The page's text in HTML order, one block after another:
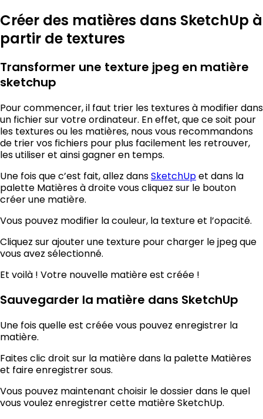
Créer des matières dans SketchUp à
partir de textures
Transformer une texture jpeg en matière
sketchup
Pour commencer, il faut trier les textures à modifier dans
un fichier sur votre ordinateur. En effet, que ce soit pour
les textures ou les matières, nous vous recommandons
de trier vos fichiers pour plus facilement les retrouver,
les utiliser et ainsi gagner en temps.
Une fois que c’est fait, allez dans SketchUp et dans la
palette Matières à droite vous cliquez sur le bouton
créer une matière.
Vous pouvez modifier la couleur, la texture et l’opacité.
Cliquez sur ajouter une texture pour charger le jpeg que
vous avez sélectionné.
Et voilà ! Votre nouvelle matière est créée !
Sauvegarder la matière dans SketchUp
Une fois quelle est créée vous pouvez enregistrer la
matière.
Faites clic droit sur la matière dans la palette Matières
et faire enregistrer sous.
Vous pouvez maintenant choisir le dossier dans le quel
vous voulez enregistrer cette matière SketchUp.